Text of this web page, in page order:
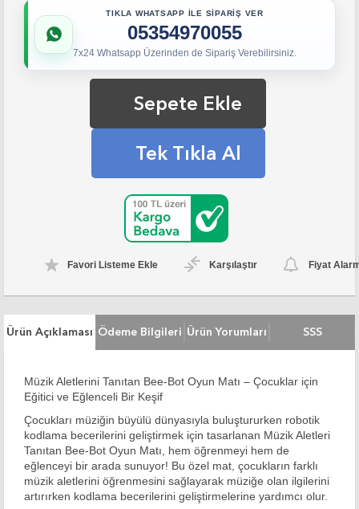
TIKLA WHATSAPP İLE SİPARİŞ VER
05354970055
7x24 Whatsapp Üzerinden de Sipariş Verebilirsiniz.
Sepete Ekle
Tek Tıkla Al
Favori Listeme Ekle Karşılaştır Fiyat
Ürün Açıklaması Ödeme Bilgileri Ürün Yorumları SSS
Müzik Aletlerini Tanıtan Bee-Bot Oyun Matı – Çocuklar için
Eğitici ve Eğlenceli Bir Keşif
Çocukları müziğin büyülü dünyasıyla buluştururken robotik
kodlama becerilerini geliştirmek için tasarlanan Müzik Aletleri
Tanıtan Bee-Bot Oyun Matı , hem öğrenmeyi hem de
eğlenceyi bir arada sunuyor! Bu özel mat, çocukların farklı
müzik aletlerini öğrenmesini sağlayarak müziğe olan ilgilerini
artırırken kodlama becerilerini geliştirmelerine yardımcı olur.